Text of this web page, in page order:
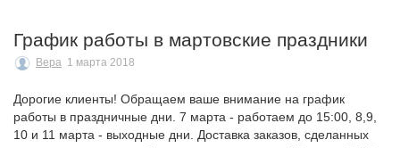
График работы в мартовские праздники
Вера 1 марта 2018
Дорогие клиенты! Обращаем ваше внимание на график
работы в праздничные дни. 7 марта - работаем до 15:00, 8,9,
10 и 11 марта - выходные дни. Доставка заказов, сделанных